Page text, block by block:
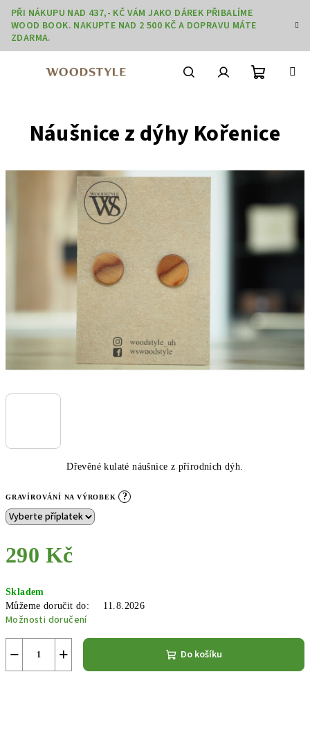
Přejít
obsah
PŘI NÁKUPU NAD 437,- KČ VÁM JAKO DÁREK PŘIBALÍME
WOOD BOOK. NAKUPTE NAD 2 500 KČ A DOPRAVU MÁTE
ZDARMA.
košík
Dřevěné kulaté náušnice z přírodních dýh.
GRAVÍROVÁNÍ NA VÝROBEK ?
290 Kč
cena:
Skladem
Můžeme doručit do:
11.8.2026
Možnosti doručení
+
− Do košíku
Náušnice z dýhy Kořenice